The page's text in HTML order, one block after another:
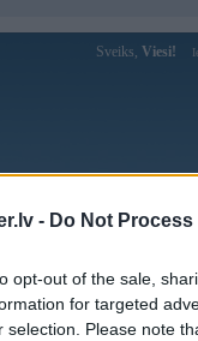
- Do Not
opt-out of the sale,
for targeted
selection. Please note
Sveiks, Viesi!
Forums Galerijas
Lietotāja
Lietotājvārds: